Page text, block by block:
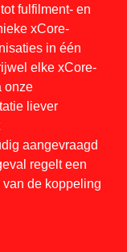
fulfilment- en
xCore-
in één
elke xCore-
onze
liever
aangevraagd
regelt een
de koppeling